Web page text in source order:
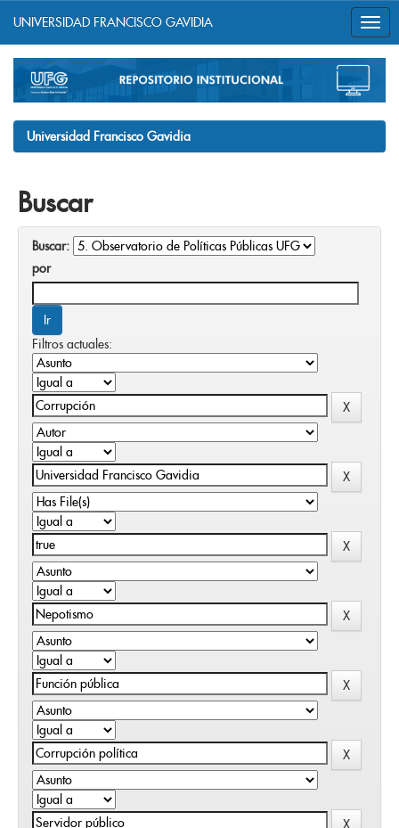
navigation
UNIVERSIDAD FRANCISCO GAVIDIA
Universidad Francisco Gavidia
Buscar
Buscar:
por
Filtros actuales: